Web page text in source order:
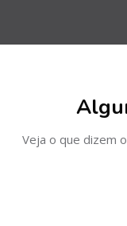
Veja o que dizem